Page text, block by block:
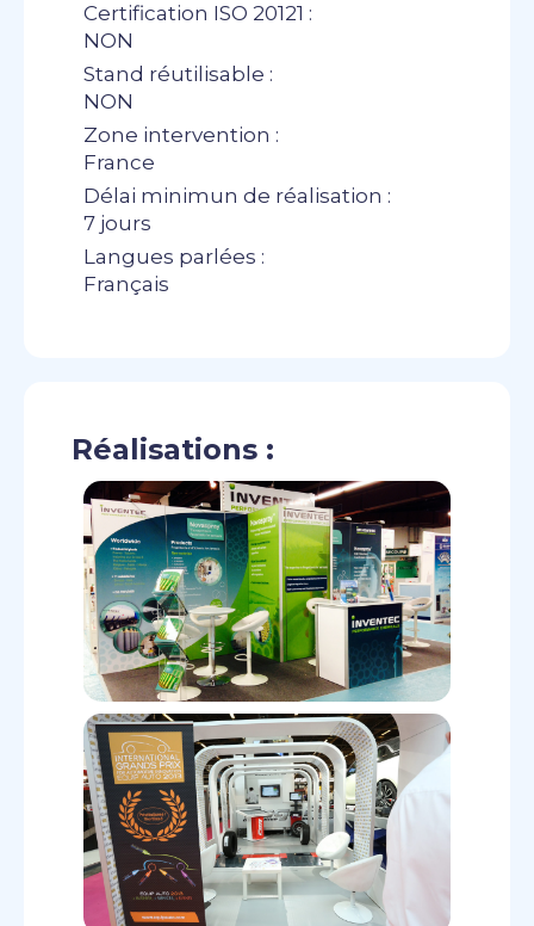
Certification ISO 20121 :
NON
Stand réutilisable :
NON
Zone intervention :
France
Délai minimun de réalisation :
7 jours
Langues parlées :
Français
Réalisations :